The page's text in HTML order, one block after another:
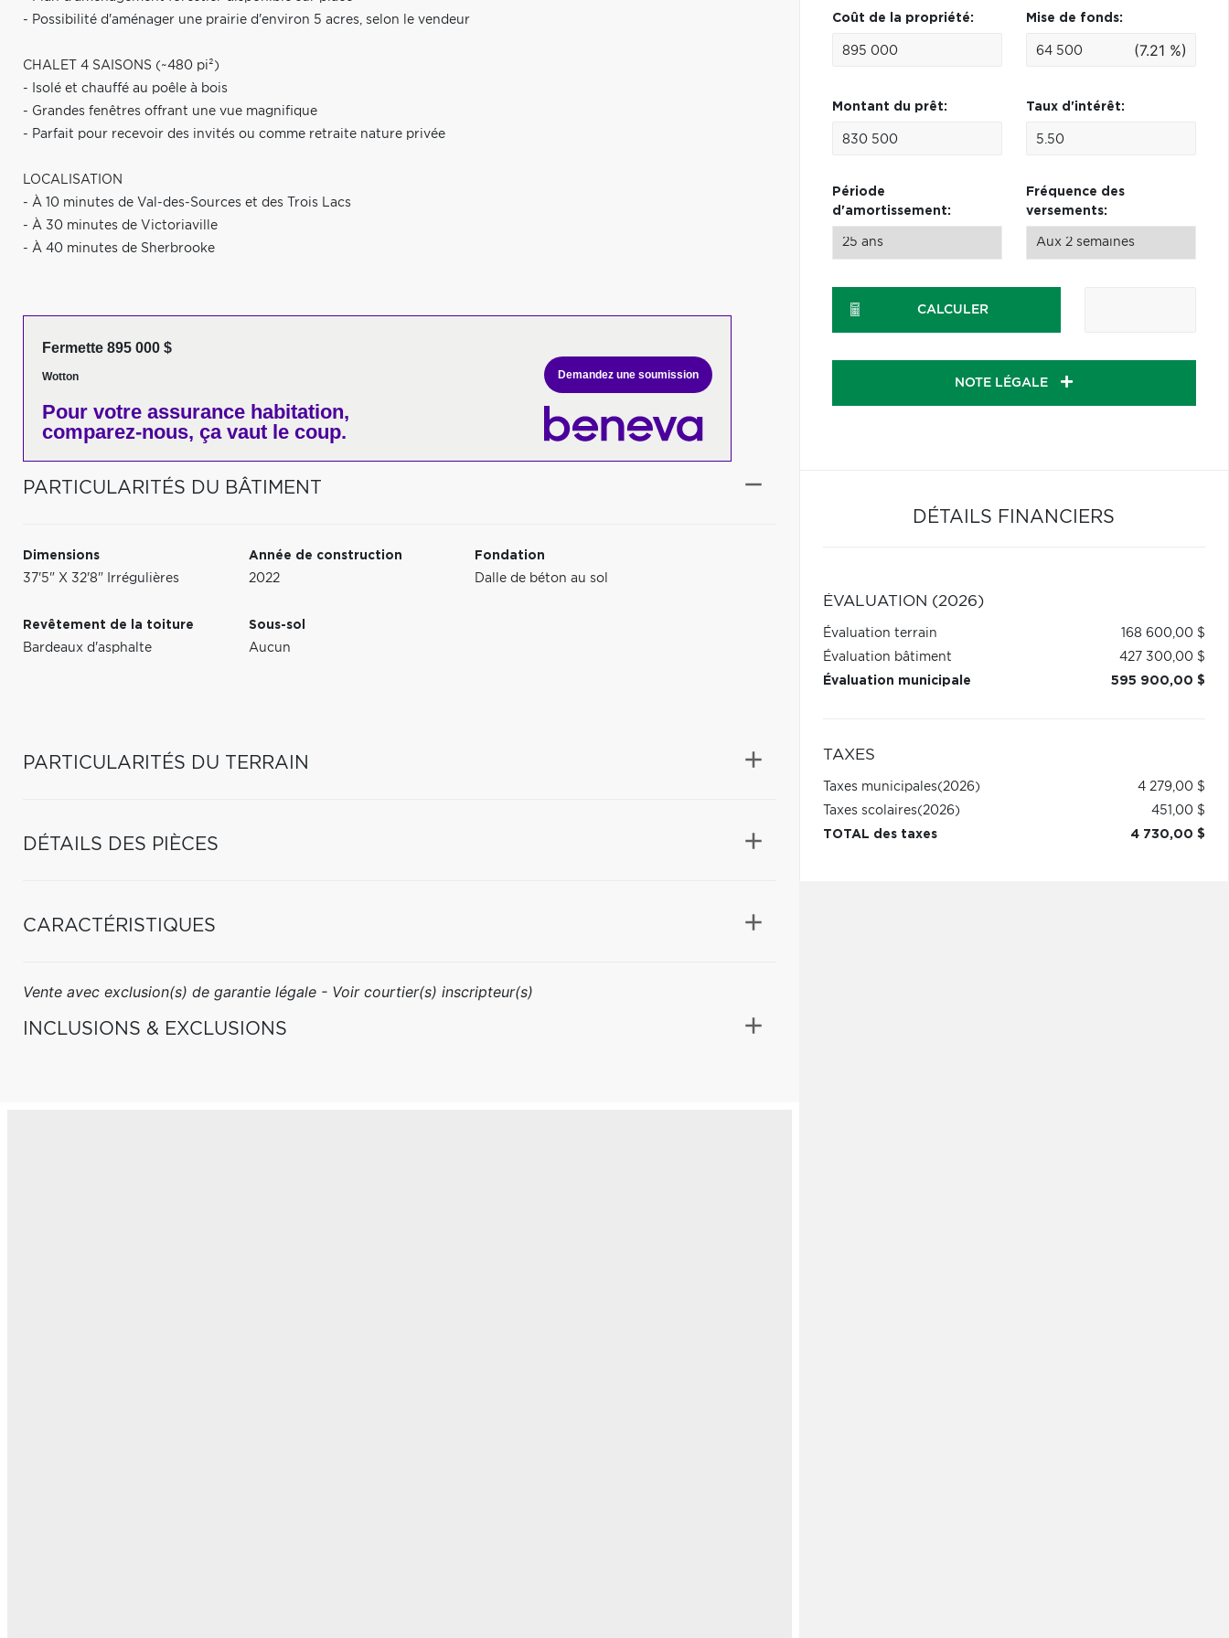
- Possibilité d'aménager une prairie d'environ 5 acres, selon le vendeur
CHALET 4 SAISONS (~480 pi²)
- Isolé et chauffé au poêle à bois
- Grandes fenêtres offrant une vue magnifique
- Parfait pour recevoir des invités ou comme retraite nature privée
LOCALISATION
- À 10 minutes de Val-des-Sources et des Trois Lacs
- À 30 minutes de Victoriaville
- À 40 minutes de Sherbrooke
Fermette 895 000 $
Wotton
Pour votre assurance habitation,
comparez-nous, ça vaut le coup.
Demandez une soumission
PARTICULARITÉS DU BÂTIMENT
Dimensions
37'5" X 32'8" Irrégulières
Année de construction
2022
Fondation
Dalle de béton au sol
Revêtement de la toiture
Bardeaux d'asphalte
Sous-sol
Aucun
PARTICULARITÉS DU TERRAIN
DÉTAILS DES PIÈCES
CARACTÉRISTIQUES
Vente avec exclusion(s) de garantie légale - Voir courtier(s) inscripteur(s)
INCLUSIONS & EXCLUSIONS
Coût de la propriété: Mise de fonds:
(7.21 %)
Montant du prêt: Taux d'intérêt:
Période
d'amortissement:
Fréquence des
versements:
CALCULER
NOTE LÉGALE
DÉTAILS FINANCIERS
ÉVALUATION (2026)
Évaluation terrain
168 600,00 $
Évaluation bâtiment
427 300,00 $
Évaluation municipale
595 900,00 $
TAXES
Taxes municipales(2026)
4 279,00 $
Taxes scolaires(2026)
451,00 $
TOTAL des taxes
4 730,00 $